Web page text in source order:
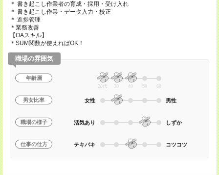
＊ 書き起こし作業者の育成・採用・受け入れ
＊ 書き起こし作業・データ入力・校正
＊ 進捗管理
＊業務改善
【OAスキル】
＊SUM関数が使えればOK！
職場の雰囲気
年齢層
20代 30 40 50 60
男女比率 女性 男性
職場の様子 活気あり しずか
仕事の仕方 テキパキ コツコツ